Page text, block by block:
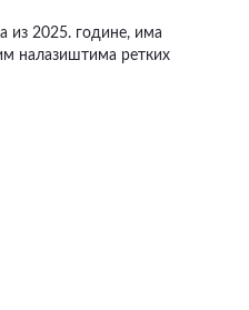
из 2025. године, има
налазиштима ретких